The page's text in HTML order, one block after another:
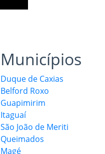
Municípios
Duque de Caxias
Belford Roxo
Guapimirim
Itaguaí
São João de Meriti
Queimados
Magé